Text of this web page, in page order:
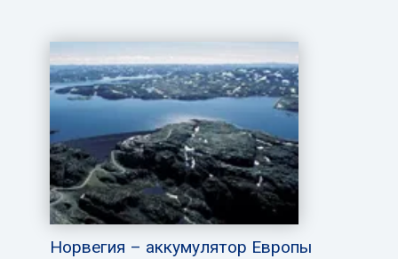
Норвегия – аккумулятор Европы